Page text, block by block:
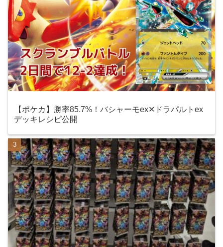
【ポケカ】勝率85.7%！バシャーモex✕ドラパルトex
デッキレシピ公開